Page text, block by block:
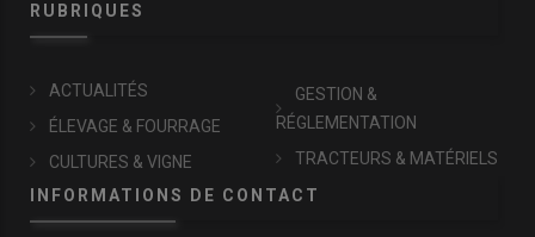
RUBRIQUES
ACTUALITÉS
ÉLEVAGE & FOURRAGE
CULTURES & VIGNE
GESTION &
RÉGLEMENTATION
TRACTEURS & MATÉRIELS
INFORMATIONS DE CONTACT